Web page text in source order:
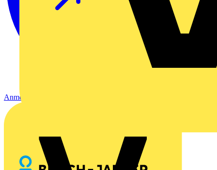
Anmelden